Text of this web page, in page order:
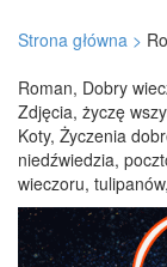
Strona główna >
Roman, Dobry
Zdjęcia, życzę
Koty, Życzenia
niedźwiedzia,
wieczoru,